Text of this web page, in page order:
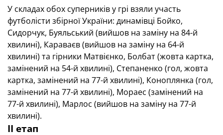
У складах обох суперників у грі взяли участь
футболісти збірної України: динамівці Бойко,
Сидорчук, Буяльський (вийшов на заміну на 84-й
хвилині), Караваєв (вийшов на заміну на 64-й
хвилині) та гірники Матвієнко, Болбат (жовта картка,
замінений на 54-й хвилині), Степаненко (гол, жовта
картка, замінений на 77-й хвилині), Коноплянка (гол,
замінений на 77-й хвилині), Мораес (замінений на
77-й хвилині), Марлос (вийшов на заміну на 77-й
хвилині).
II етап